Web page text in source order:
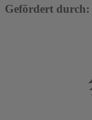
Gefördert durch: